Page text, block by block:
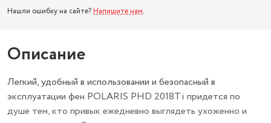
Нашли ошибку на сайте? Напишите нам.
Описание
Легкий, удобный в использовании и безопасный в
эксплуатации фен POLARIS PHD 2018Ti придется по
душе тем, кто привык ежедневно выглядеть ухоженно и